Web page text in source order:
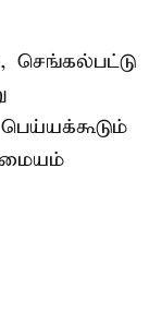
செங்கல்பட்டு